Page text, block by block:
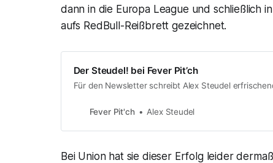
dann in die Europa League und schließlich
aufs RedBull-Reißbrett gezeichnet.
Der Steudel! bei Fever Pit’ch
Für den Newsletter schreibt Alex Steudel
Fever Pit'ch Alex Steudel
Bei Union hat sie dieser Erfolg leider